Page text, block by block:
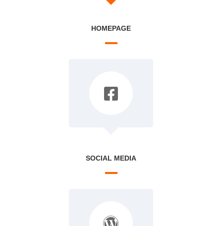
HOMEPAGE
SOCIAL MEDIA